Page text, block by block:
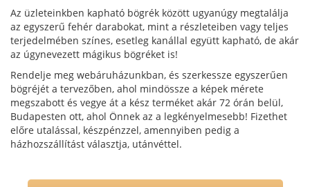
Az üzleteinkben kapható bögrék között ugyanúgy megtalálja
az egyszerű fehér darabokat, mint a részleteiben vagy teljes
terjedelmében színes, esetleg kanállal együtt kapható, de akár
az úgynevezett mágikus bögréket is!
Rendelje meg webáruházunkban, és szerkessze egyszerűen
bögréjét a tervezőben, ahol mindössze a képek mérete
megszabott és vegye át a kész terméket akár 72 órán belül,
Budapesten ott, ahol Önnek az a legkényelmesebb! Fizethet
előre utalással, készpénzzel, amennyiben pedig a
házhozszállítást választja, utánvéttel.